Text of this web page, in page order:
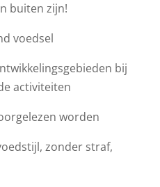
buiten zijn!
voedsel
bij
activiteiten
worden
zonder straf,